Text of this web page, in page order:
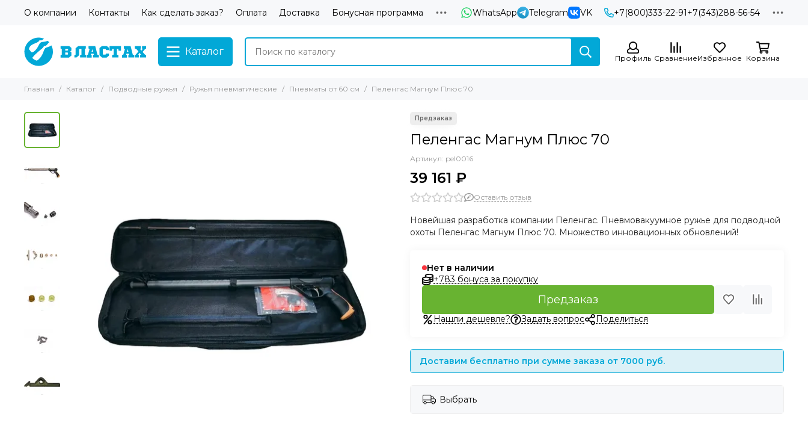
О компании Контакты Как сделать заказ? Оплата Доставка Бонусная программа WhatsApp Telegram VK +7(800)333-22-91+7(343)288-56-54
Каталог
Профиль СравнениеИзбранное Корзина
Главная Каталог Подводные ружья Ружья пневматические Пневматы от 60 см Пеленгас Магнум Плюс 70
Пеленгас Магнум Плюс 70
Артикул: pel0016
39 161 ₽
Оставить отзыв
Новейшая разработка компании Пеленгас. Пневмовакуумное ружье для подводной
охоты Пеленгас Магнум Плюс 70. Множество инновационных обновлений!
Нет в наличии
+783 бонуса за покупку
Предзаказ
Нашли дешевле? Задать вопрос Поделиться
Доставим бесплатно при сумме заказа от 7000 руб.
Выбрать